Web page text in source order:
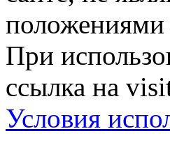
положениями
При
ссылка на
Условия